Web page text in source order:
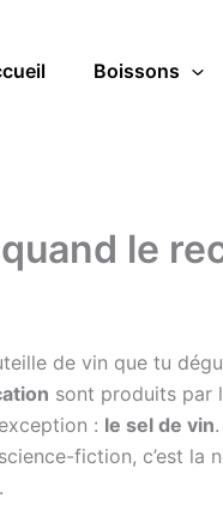
Boissons
le
de vin que tu
sont produits par
: le sel de vin
fiction, c’est la